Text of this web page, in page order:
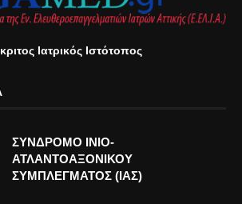
Ιατρικός Ιστότοπος
ΣΥΝΔΡΟΜΟ ΙΝΙΟ-
ΑΤΛΑΝΤΟΑΞΟΝΙΚΟΥ
ΣΥΜΠΛΕΓΜΑΤΟΣ (ΙΑΣ)